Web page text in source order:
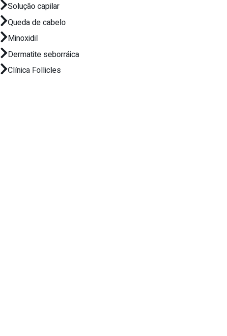
Solução capilar
Queda de cabelo
Minoxidil
Dermatite seborráica
Clínica Follicles